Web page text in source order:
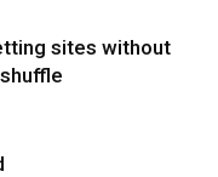
sites without